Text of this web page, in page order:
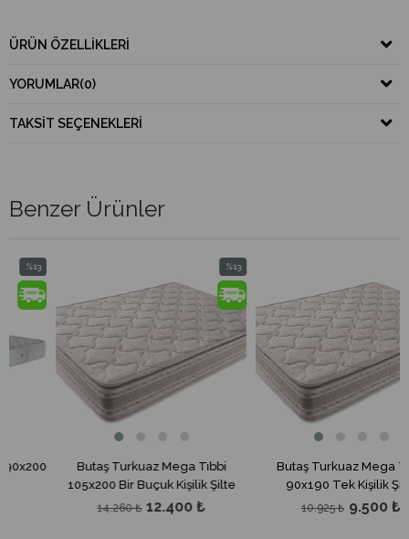
ÜRÜN ÖZELLIKLERI
YORUMLAR(0)
TAKSIT SEÇENEKLERI
Benzer Ürünler
Butaş Turkuaz Mega Tıbbi
105x200 Bir Buçuk Kişilik Şilte
12.400 ₺
14.260 ₺
İndirim
%13İndirim
Butaş Turkuaz Mega Tıbbi
90x190 Tek Kişilik Şilte
9.500 ₺
10.925 ₺